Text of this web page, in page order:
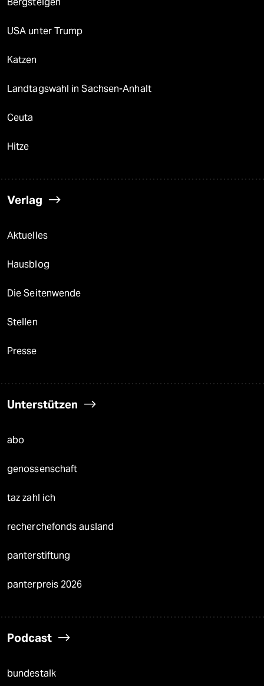
Bergsteigen
USA unter Trump
Katzen
Landtagswahl in Sachsen-Anhalt
Ceuta
Hitze
Verlag
Aktuelles
Hausblog
Die Seitenwende
Stellen
Presse
Unterstützen
abo
genossenschaft
taz zahl ich
recherchefonds ausland
panterstiftung
panterpreis 2026
Podcast
bundestalk